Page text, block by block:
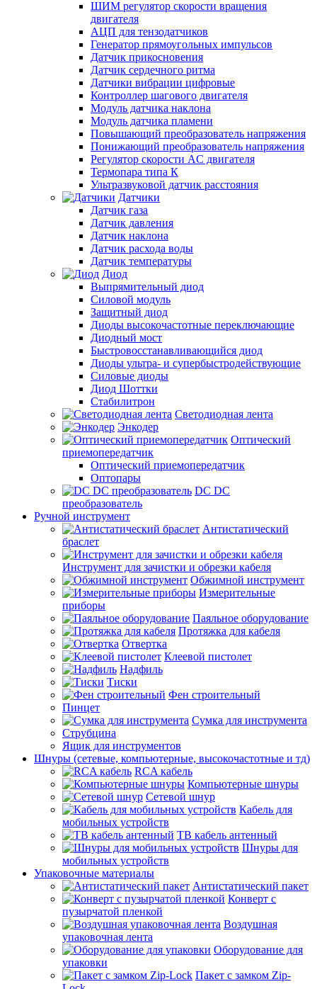
ШИМ регулятор скорости вращения
двигателя
АЦП для тензодатчиков
Генератор прямоугольных импульсов
Датчик прикосновения
Датчик сердечного ритма
Датчики вибрации цифровые
Контроллер шагового двигателя
Модуль датчика наклона
Модуль датчика пламени
Повышающий преобразователь напряжения
Понижающий преобразователь напряжения
Регулятор скорости AC двигателя
Термопара типа К
Ультразвуковой датчик расстояния
Датчики
Датчик газа
Датчик давления
Датчик наклона
Датчик расхода воды
Датчик температуры
Диод
Выпрямительный диод
Силовой модуль
Защитный диод
Диоды высокочастотные переключающие
Диодный мост
Быстровосстанавливающийся диод
Диоды ультра- и супербыстродействующие
Силовые диоды
Диод Шоттки
Стабилитрон
Светодиодная лента
Энкодер
Оптический
приемопередатчик
Оптический приемопередатчик
Оптопары
DC DC
преобразователь
Ручной инструмент
Антистатический
браслет
Инструмент для зачистки и обрезки кабеля
Обжимной инструмент
Измерительные
приборы
Паяльное оборудование
Протяжка для кабеля
Отвертка
Клеевой пистолет
Надфиль
Тиски
Фен строительный
Пинцет
Сумка для инструмента
Струбцина
Ящик для инструментов
Шнуры (сетевые, компьютерные, высокочастотные и тд)
RCA кабель
Компьютерные шнуры
Сетевой шнур
Кабель для
мобильных устройств
ТВ кабель антенный
Шнуры для
мобильных устройств
Упаковочные материалы
Антистатический пакет
Конверт с
пузырчатой пленкой
Воздушная
упаковочная лента
Оборудование для
упаковки
Пакет с замком Zip-